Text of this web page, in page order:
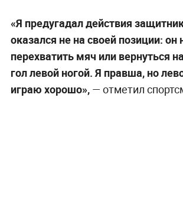
«Я предугадал действия
оказался не на своей позиции: он
перехватить мяч или вернуться
гол левой ногой. Я правша, но
играю хорошо»,— отметил